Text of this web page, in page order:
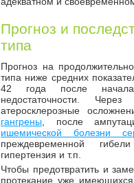
Прогноз и
типа
Прогноз на
типа ниже средних
42 года после начала
недостаточности.
атеросклерозные
гангрены , после
ишемической болезни
преждевременной
гипертензия и т.п.
Чтобы предотвратить и
протекание уже